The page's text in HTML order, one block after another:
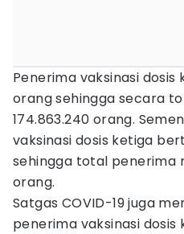
Penerima vaksinasi dosis
orang sehingga secara
174.863.240 orang.
vaksinasi dosis ketiga
sehingga total penerima
orang.
Satgas COVID-19 juga
penerima vaksinasi